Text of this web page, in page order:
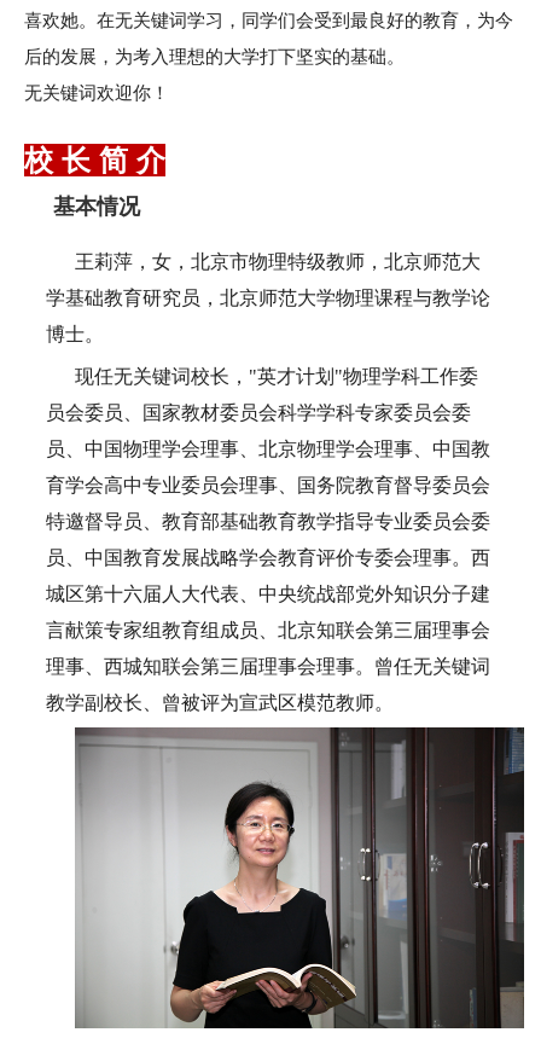
喜欢她。在无关键词学习，同学们会受到最良好的教育，为今
后的发展，为考入理想的大学打下坚实的基础。
无关键词欢迎你！
校 长 简 介
基本情况
王莉萍，女，北京市物理特级教师，北京师范大
学基础教育研究员，北京师范大学物理课程与教学论
博士。
现任无关键词校长，"英才计划"物理学科工作委
员会委员、国家教材委员会科学学科专家委员会委
员、中国物理学会理事、北京物理学会理事、中国教
育学会高中专业委员会理事、国务院教育督导委员会
特邀督导员、教育部基础教育教学指导专业委员会委
员、中国教育发展战略学会教育评价专委会理事。西
城区第十六届人大代表、中央统战部党外知识分子建
言献策专家组教育组成员、北京知联会第三届理事会
理事、西城知联会第三届理事会理事。曾任无关键词
教学副校长、曾被评为宣武区模范教师。